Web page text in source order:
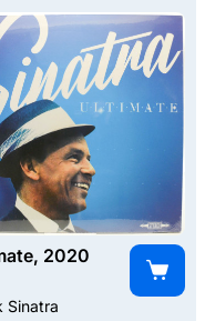
2020
Sinatra